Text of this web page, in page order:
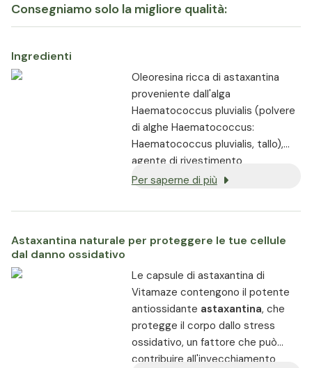
Consegniamo solo la migliore qualità:
Ingredienti
Oleoresina ricca di astaxantina
proveniente dall'alga
Haematococcus pluvialis (polvere
di alghe Haematococcus:
Haematococcus pluvialis, tallo),
agente di rivestimento
(idrossipropilmetilcellulosa;
spirulina (Arthrospira platensis,
microcristallina), tiamina HCl
Per saperne di più
Astaxantina naturale per proteggere le tue cellule
dal danno ossidativo
Le capsule di astaxantina di
Vitamaze contengono il potente
antiossidante astaxantina, che
protegge il corpo dallo stress
ossidativo, un fattore che può
contribuire all'invecchiamento